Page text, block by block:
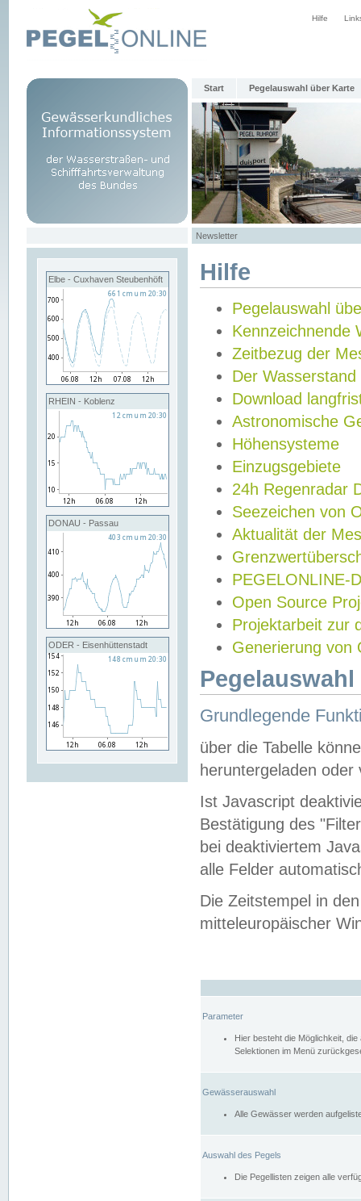
Hilfe
Start Pegelauswahl über Karte
Newsletter
Elbe - Cuxhaven Steubenhöft
RHEIN - Koblenz
DONAU - Passau
ODER - Eisenhüttenstadt
Hilfe
Pegelauswahl
Kennzeichnende
Zeitbezug der
Der Wasserstand
Download
Astronomische
Höhensysteme
Einzugsgebiete
24h Regenradar
Seezeichen von
Aktualität der
PEGELONLINE-
Open Source
Projektarbeit zur
Generierung von
Grundlegende
über die Tabelle
heruntergeladen oder
Ist Javascript
Bestätigung des
bei deaktiviertem
alle Felder
Die Zeitstempel in
mitteleuropäischer
Parameter
Hier besteht die Möglichkeit,
Selektionen im Menü
Gewässerauswahl
Alle Gewässer werden
Auswahl des Pegels
Die Pegellisten zeigen alle